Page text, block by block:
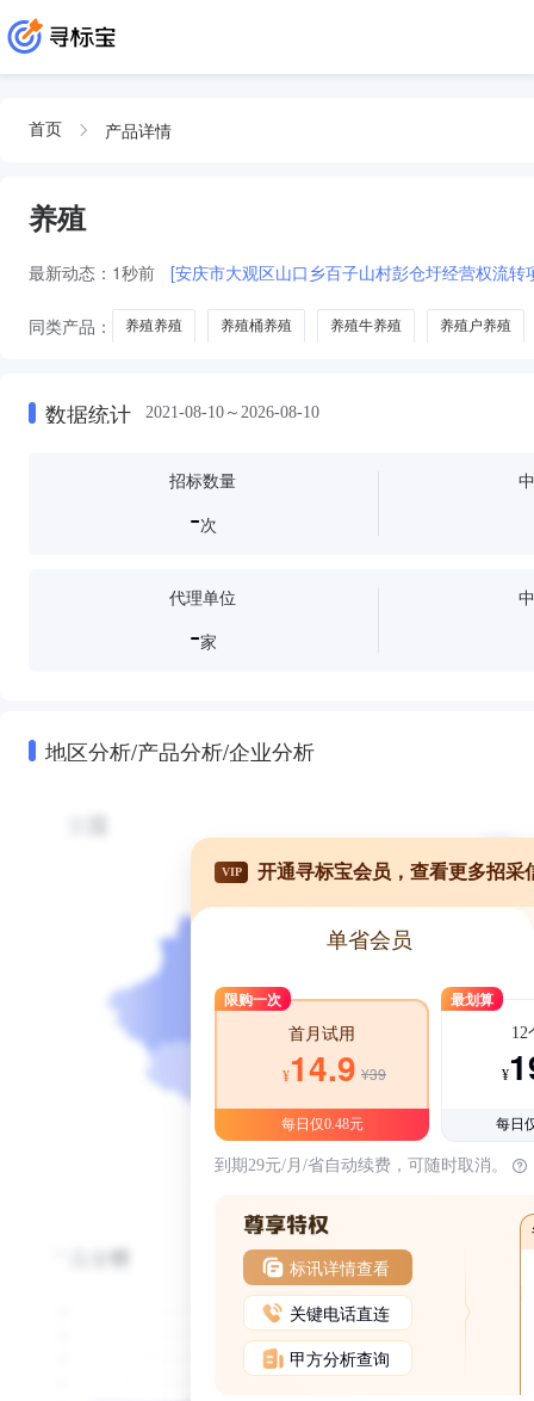
首页 产品详情
养殖
最新动态： 1秒前 [安庆市大观区山口乡百子山村彭仓圩经营权流转
同类产品： 养殖养殖 养殖桶养殖 养殖牛养殖 养殖户养殖
数据统计 2021-08-10～2026-08-10
招标数量
-次
代理单位
-家
地区分析/产品分析/企业分析
VIP 开通寻标宝会员，查看更多招采
单省会员
限购一次
首月试用
¥14.9 ¥39
每日仅0.48元
最划算
12
¥
每日
到期29元/月/省自动续费，可随时取消。
标讯详情查看
关键电话直连
甲方分析查询